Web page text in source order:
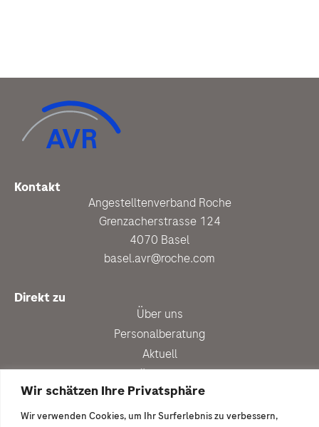
Wir schätzen Ihre Privatsphäre
Wir verwenden Cookies, um Ihr Surferlebnis zu verbessern,
Kontakt
Angestelltenverband Roche
Grenzacherstrasse 124
4070 Basel
basel.avr@roche.com
Direkt zu
Über uns
Personalberatung
Aktuell
Vergünstigungen
Newsletter anmelden
Ich wäre gern dabei